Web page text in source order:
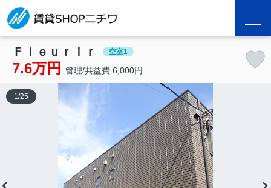
Ｆｌｅｕｒｉｒ 空室1
7.6万円 管理/共益費 6,000円
1 /25